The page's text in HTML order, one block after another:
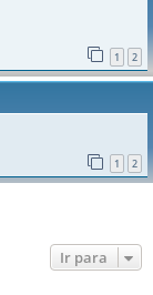
1 2
1 2
Ir para